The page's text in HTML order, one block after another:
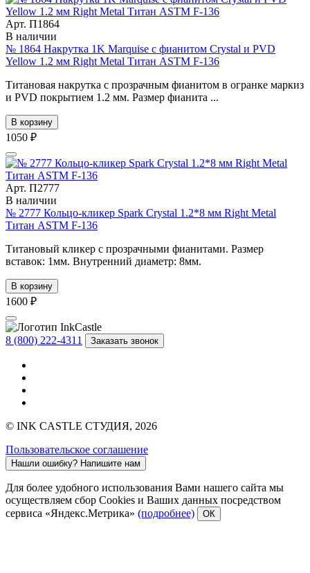
Арт. П1864
В наличии
№ 1864 Накрутка 1K Marquise с фианитом Crystal и PVD
Yellow 1.2 мм Right Metal Титан ASTM F-136
Титановая накрутка с прозрачным фианитом в огранке маркиз
и PVD покрытием 1.2 мм. Размер фианита ...
В корзину
1050 ₽
Арт. П2777
В наличии
№ 2777 Кольцо-кликер Spark Crystal 1.2*8 мм Right Metal
Титан ASTM F-136
Титановый кликер с прозрачными фианитами. Размер
вставок: 1мм. Внутренний диаметр: 8мм.
В корзину
1600 ₽
8 (800) 222-4311 Заказать звонок
© INK CASTLE СТУДИЯ, 2026
Пользовательское соглашение
Нашли ошибку? Напишите нам
Для более удобного использования Вами нашего сайта мы
осуществляем сбор Cookies и Ваших данных посредством
сервиса «Яндекс.Метрика» (подробнее) ОК